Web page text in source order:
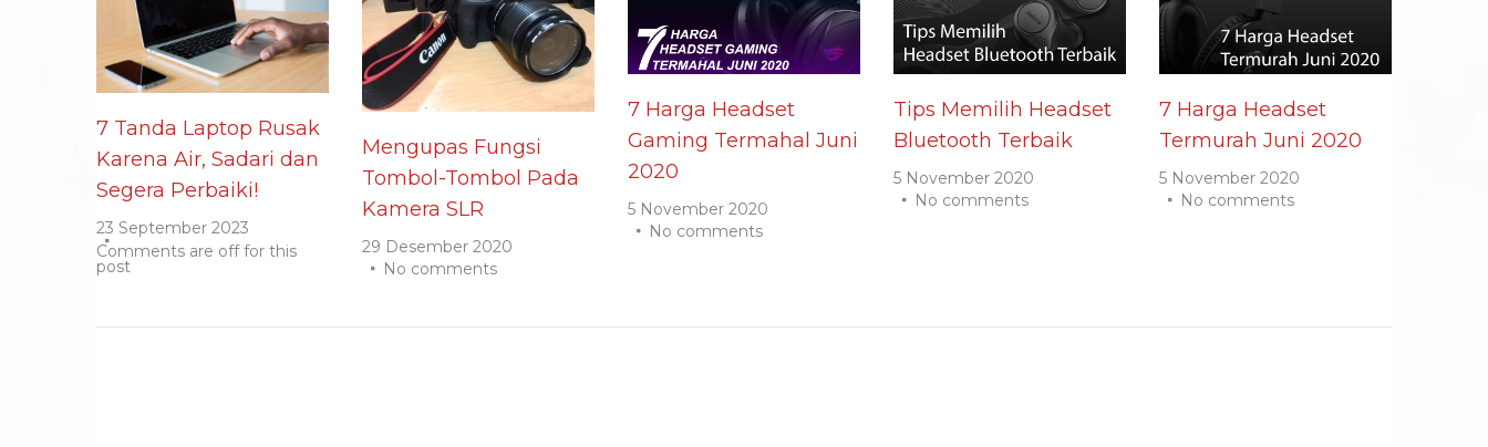
7 Tanda Laptop Rusak
Karena Air, Sadari dan
Segera Perbaiki!
23 September 2023
Comments are off for this
post
Mengupas Fungsi
Tombol-Tombol Pada
Kamera SLR
29 Desember 2020
No comments
7 Harga Headset
Gaming Termahal Juni
2020
5 November 2020
No comments
Tips Memilih Headset
Bluetooth Terbaik
5 November 2020
No comments
7 Harga Headset
Termurah Juni 2020
5 November 2020
No comments